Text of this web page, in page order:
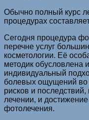
Обычно полный курс
процедурах
Сегодня процедура
перечне услуг
косметологии. Её
методик обусловлена
индивидуальный
болевых ощущений во
рисков и
лечении, и
фотолечения.